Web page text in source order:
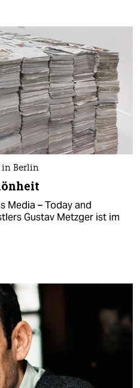
in Berlin
Media – Today and
Gustav Metzger ist im